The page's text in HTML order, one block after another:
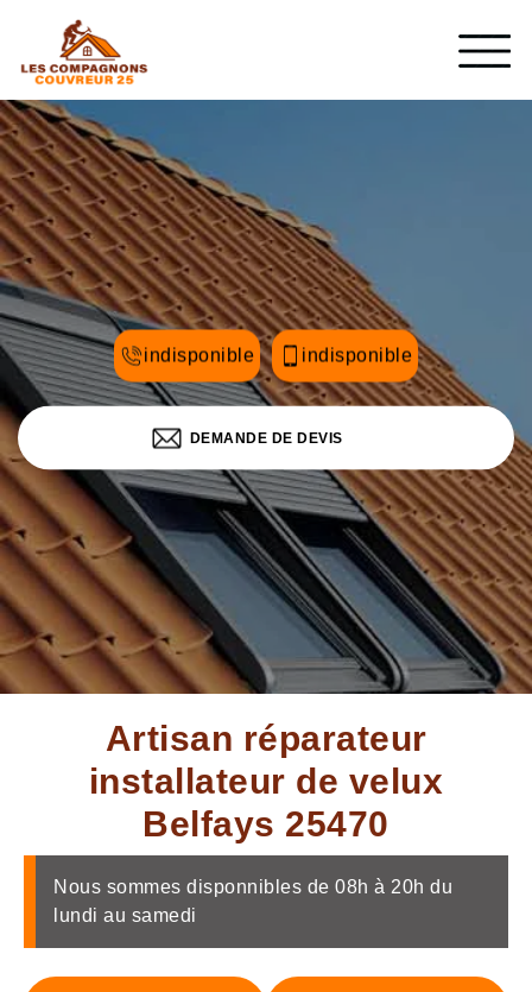
indisponible indisponible
DEMANDE DE DEVIS
Artisan réparateur
installateur de velux
Belfays 25470
Nous sommes disponnibles de 08h à 20h du
lundi au samedi